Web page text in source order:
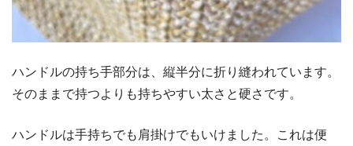
ハンドルの持ち手部分は、縦半分に折り縫われています。
そのままで持つよりも持ちやすい太さと硬さです。
ハンドルは手持ちでも肩掛けでもいけました。これは便